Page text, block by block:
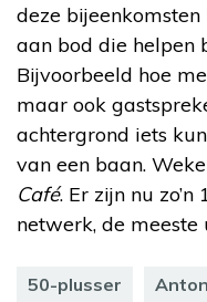
deze
aan bod die helpen
Bijvoorbeeld hoe
maar ook
achtergrond iets
van een baan.
Café. Er zijn nu
netwerk, de
50-plusser